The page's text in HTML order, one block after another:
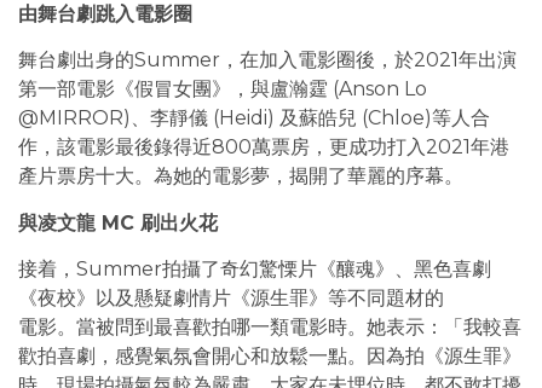
由舞台劇跳入電影圈
舞台劇出身的Summer，在加入電影圈後，於2021年出演
第一部電影《假冒女團》，與盧瀚霆 (Anson Lo
@MIRROR)、李靜儀 (Heidi) 及蘇皓兒 (Chloe)等人合
作，該電影最後錄得近800萬票房，更成功打入2021年港
產片票房十大。為她的電影夢，揭開了華麗的序幕。
與凌文龍 MC 刷出火花
接着，Summer拍攝了奇幻驚慄片《釀魂》、黑色喜劇
《夜校》以及懸疑劇情片《源生罪》等不同題材的
電影。當被問到最喜歡拍哪一類電影時。她表示：「我較喜
歡拍喜劇，感覺氣氛會開心和放鬆一點。因為拍《源生罪》